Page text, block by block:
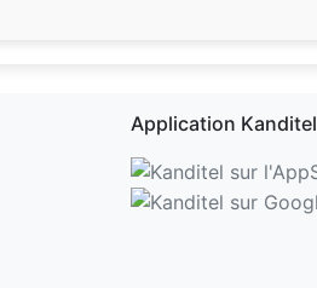
Application Kanditel